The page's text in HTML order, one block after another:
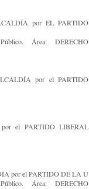
por EL PARTIDO
Área: DERECHO
por el PARTIDO
el PARTIDO LIBERAL
por el PARTIDO DE LA U
Área: DERECHO